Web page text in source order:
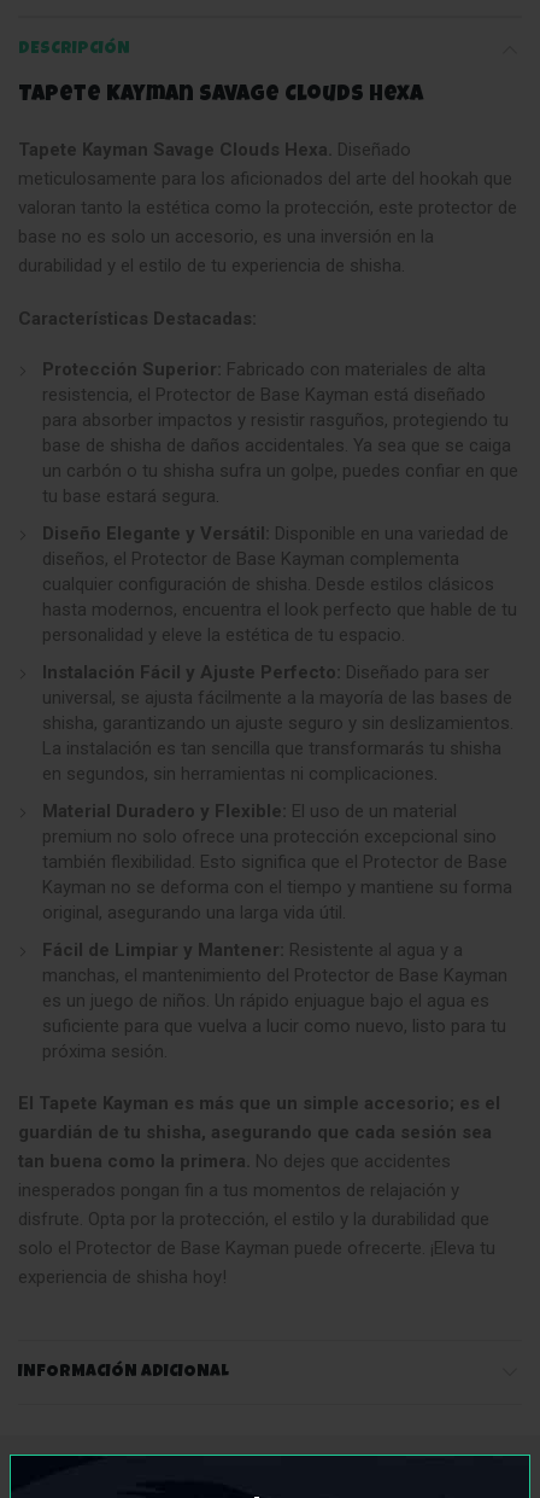
DESCRIPCIÓN
Tapete Kayman Savage Clouds Hexa
Tapete Kayman Savage Clouds Hexa. Diseñado
meticulosamente para los aficionados del arte del hookah que
valoran tanto la estética como la protección, este protector de
base no es solo un accesorio, es una inversión en la
durabilidad y el estilo de tu experiencia de shisha.
Características Destacadas:
Protección Superior: Fabricado con materiales de alta
resistencia, el Protector de Base Kayman está diseñado
para absorber impactos y resistir rasguños, protegiendo tu
base de shisha de daños accidentales. Ya sea que se caiga
un carbón o tu shisha sufra un golpe, puedes confiar en que
tu base estará segura.
Diseño Elegante y Versátil: Disponible en una variedad de
diseños, el Protector de Base Kayman complementa
cualquier configuración de shisha. Desde estilos clásicos
hasta modernos, encuentra el look perfecto que hable de tu
personalidad y eleve la estética de tu espacio.
Instalación Fácil y Ajuste Perfecto: Diseñado para ser
universal, se ajusta fácilmente a la mayoría de las bases de
shisha, garantizando un ajuste seguro y sin deslizamientos.
La instalación es tan sencilla que transformarás tu shisha
en segundos, sin herramientas ni complicaciones.
Material Duradero y Flexible: El uso de un material
premium no solo ofrece una protección excepcional sino
también flexibilidad. Esto significa que el Protector de Base
Kayman no se deforma con el tiempo y mantiene su forma
original, asegurando una larga vida útil.
Fácil de Limpiar y Mantener: Resistente al agua y a
manchas, el mantenimiento del Protector de Base Kayman
es un juego de niños. Un rápido enjuague bajo el agua es
suficiente para que vuelva a lucir como nuevo, listo para tu
próxima sesión.
El Tapete Kayman es más que un simple accesorio; es el
guardián de tu shisha, asegurando que cada sesión sea
tan buena como la primera. No dejes que accidentes
inesperados pongan fin a tus momentos de relajación y
disfrute. Opta por la protección, el estilo y la durabilidad que
solo el Protector de Base Kayman puede ofrecerte. ¡Eleva tu
experiencia de shisha hoy!
INFORMACIÓN ADICIONAL